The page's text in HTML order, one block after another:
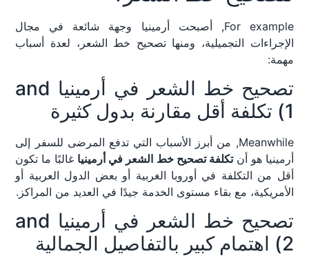
For example, أصبحت أرمينيا وجهة شائعة في مجال
الإجراءات التجميلية، ومنها تصحيح خط الشعر، لعدة أسباب
مهمة:
تصحيح خط الشعر في أرمينيا and
1) تكلفة أقل مقارنة بدول كثيرة
Meanwhile, من أبرز الأسباب التي تدفع المرضى للسفر إلى
أرمينيا هو أنتكلفة تصحيح خط الشعر في أرمينيا غالبًا ما تكون
أقل من التكلفة في أوروبا الغربية أو بعض الدول العربية أو
الأمريكية، مع بقاء مستوى الخدمة جيدًا في العديد من المراكز.
تصحيح خط الشعر في أرمينيا and
2) اهتمام كبير بالتفاصيل الجمالية